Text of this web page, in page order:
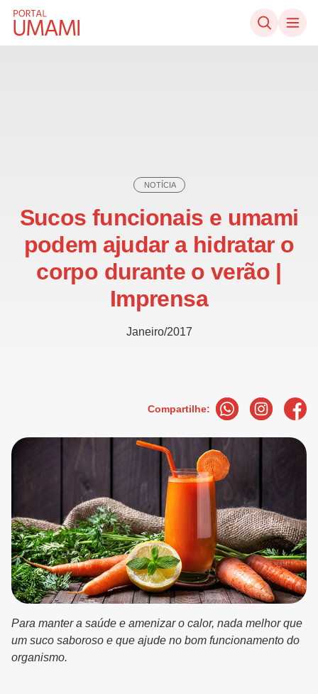
Ir direto ao conteúdo
NOTÍCIA
Sucos funcionais e umami
podem ajudar a hidratar o
corpo durante o verão |
Imprensa
Janeiro/2017
Compartilhe:
Para manter a saúde e amenizar o calor, nada melhor que
um suco saboroso e que ajude no bom funcionamento do
organismo.